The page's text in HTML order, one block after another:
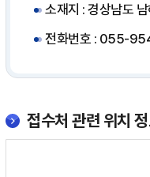
증
(원),
월
소재지 : 경상남도
전화번호 : 055-
접수처 관련 위치